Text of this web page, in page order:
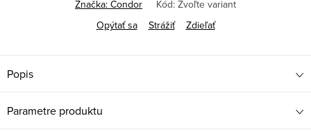
Značka: Condor Kód: Zvoľte variant
Opýtať sa
Strážiť Zdieľať
Popis
Parametre produktu